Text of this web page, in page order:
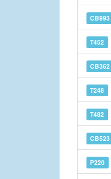
CB993
T452
CB362
T248
T482
CB523
P220